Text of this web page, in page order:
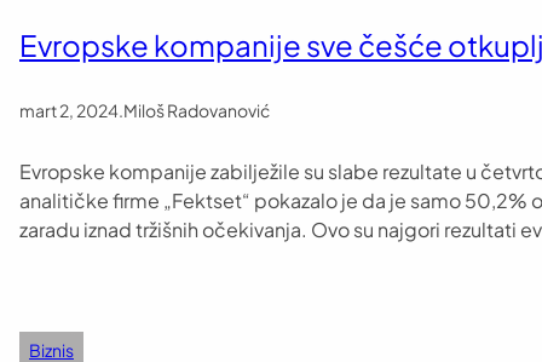
Evropske kompanije sve češće
mart 2, 2024 Miloš Radovanović
Evropske kompanije zabilježile su slabe rezultate u
analitičke firme „Fektset“ pokazalo je da je samo 50,2%
zaradu iznad tržišnih očekivanja. Ovo su najgori rezultati
Biznis